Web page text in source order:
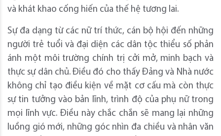
và khát khao cống hiến của thế hệ tương lai.
Sự đa dạng từ các nữ trí thức, cán bộ hội đến những
người trẻ tuổi và đại diện các dân tộc thiểu số phản
ánh một môi trường chính trị cởi mở, minh bạch và
thực sự dân chủ. Điều đó cho thấy Đảng và Nhà nước
không chỉ tạo điều kiện về mặt cơ cấu mà còn thực
sự tin tưởng vào bản lĩnh, trình độ của phụ nữ trong
mọi lĩnh vực. Điều này chắc chắn sẽ mang lại những
luồng gió mới, những góc nhìn đa chiều và nhân văn